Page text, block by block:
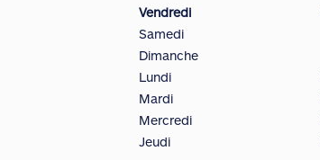
Vendredi
Samedi
Dimanche
Lundi
Mardi
Mercredi
Jeudi